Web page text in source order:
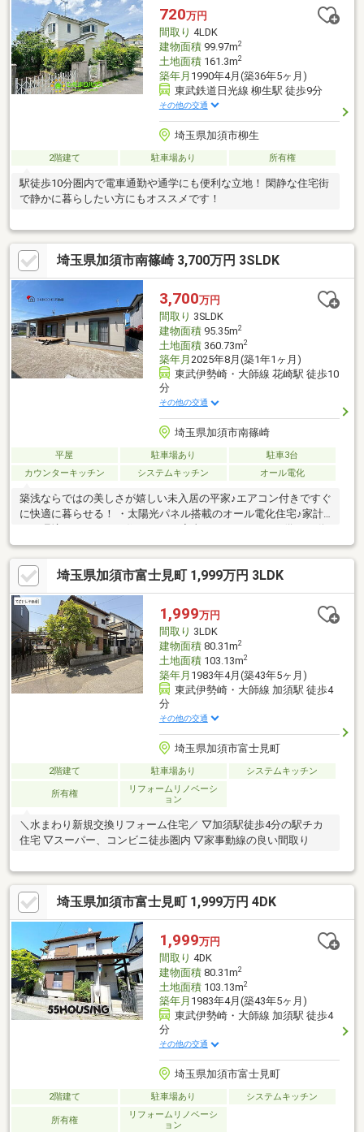
720万円
間取り 4LDK
建物面積99.97m2
土地面積161.3m2
築年月 1990年4月(築36年5ヶ月)
東武鉄道日光線 柳生駅 徒歩9分
その他の交通
埼玉県加須市柳生
2階建て 駐車場あり 所有権
駅徒歩10分圏内で電車通勤や通学にも便利な立地！ 閑静な住宅街
で静かに暮らしたい方にもオススメです！
埼玉県加須市南篠崎 3,700万円 3SLDK
3,700万円
間取り 3SLDK
建物面積95.35m2
土地面積360.73m2
築年月 2025年8月(築1年1ヶ月)
東武伊勢崎・大師線 花崎駅 徒歩10
分
その他の交通
埼玉県加須市南篠崎
平屋 駐車場あり
駐車3台
カウンターキッチン
システムキッチン オール電化
築浅ならではの美しさが嬉しい未入居の平家♪エアコン付きですぐ
に快適に暮らせる！ ・太陽光パネル搭載のオール電化住宅♪家計
線の整った間取り！
埼玉県加須市富士見町 1,999万円 3LDK
1,999万円
間取り 3LDK
建物面積80.31m2
土地面積103.13m2
築年月 1983年4月(築43年5ヶ月)
東武伊勢崎・大師線 加須駅 徒歩4
分
その他の交通
埼玉県加須市富士見町
2階建て 駐車場あり システムキッチン
所有権
リフォームリノベーシ
ョン
＼水まわり新規交換リフォーム住宅／ ▽加須駅徒歩4分の駅チカ
住宅 ▽スーパー、コンビニ徒歩圏内 ▽家事動線の良い間取り
埼玉県加須市富士見町 1,999万円 4DK
1,999万円
間取り 4DK
建物面積80.31m2
土地面積103.13m2
築年月 1983年4月(築43年5ヶ月)
東武伊勢崎・大師線 加須駅 徒歩4
分
その他の交通
埼玉県加須市富士見町
2階建て 駐車場あり システムキッチン
所有権
リフォームリノベーシ
ョン